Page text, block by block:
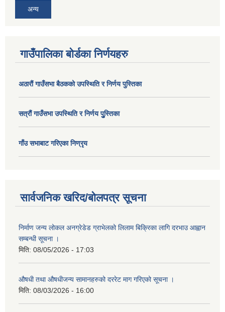
अन्य
गाउँपालिका बोर्डका निर्णयहरु
अठाराैं गाउँसभा बैठकको उपस्थिति र निर्णय पुस्तिका
सत्राैं गाउँसभा उपस्थिति र निर्णय पुु्स्तिका
गाँउ सभाबाट गरिएका निण्रृय
सार्वजनिक खरिद/बोलपत्र सूचना
निर्माण जन्य लोकल अनग्रेडेड ग्राभेलको लिलाम बिक्रिका लागि दरभाउ आह्वान
सम्बन्धी सूचना ।
मिति: 08/05/2026 - 17:03
औषधी तथा औषधीजन्य सामानहरुको दररेट माग गरिएको सूचना ।
मिति: 08/03/2026 - 16:00